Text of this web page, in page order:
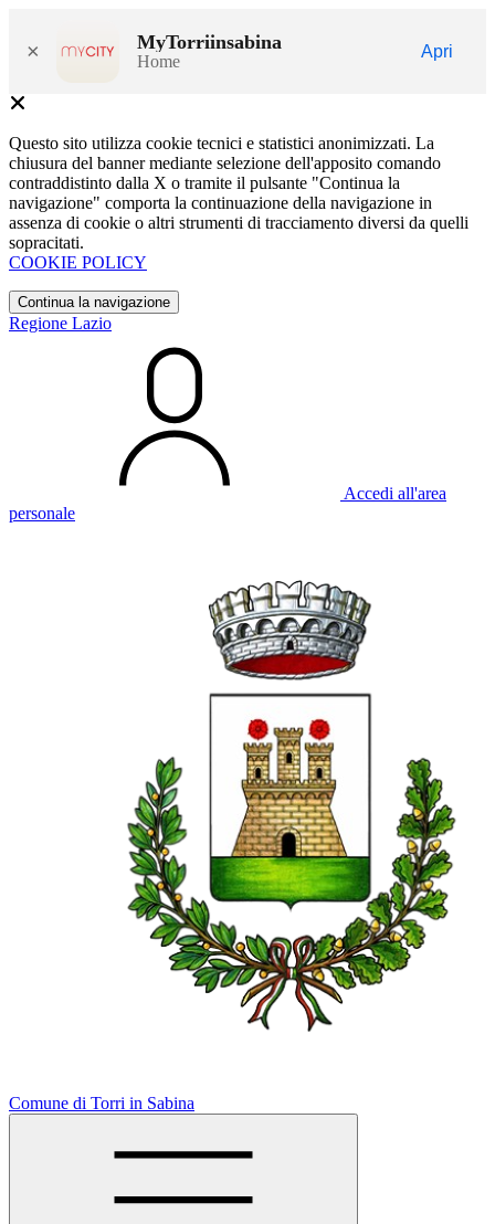
× MyTorriinsabina
Home
Apri
Questo sito utilizza cookie tecnici e statistici anonimizzati. La
chiusura del banner mediante selezione dell'apposito comando
contraddistinto dalla X o tramite il pulsante "Continua la
navigazione" comporta la continuazione della navigazione in
assenza di cookie o altri strumenti di tracciamento diversi da quelli
sopracitati.
COOKIE POLICY
Continua la navigazione
Regione Lazio
Accedi all'area
personale
Comune di Torri in Sabina